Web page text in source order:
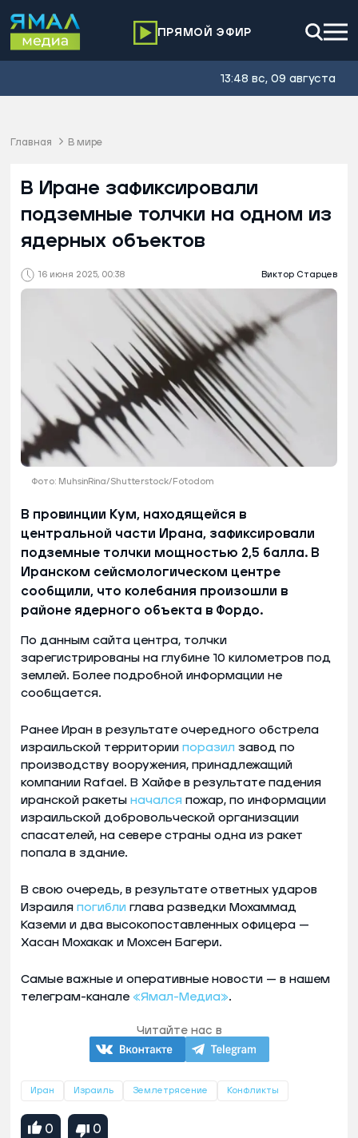
ПРЯМОЙ ЭФИР
13:48 вс, 09 августа
Главная В мире
16 июня 2025, 00:38 Виктор Старцев
В Иране зафиксировали
подземные толчки на одном из
ядерных объектов
Фото: MuhsinRina/Shutterstock/Fotodom
В провинции Кум, находящейся в
центральной части Ирана, зафиксировали
подземные толчки мощностью 2,5 балла. В
Иранском сейсмологическом центре
сообщили, что колебания произошли в
районе ядерного объекта в Фордо.
По данным сайта центра, толчки
зарегистрированы на глубине 10 километров под
землей. Более подробной информации не
сообщается.
Ранее Иран в результате очередного обстрела
израильской территории поразил завод по
производству вооружения, принадлежащий
компании Rafael. В Хайфе в результате падения
иранской ракеты начался пожар, по информации
израильской добровольческой организации
спасателей, на севере страны одна из ракет
попала в здание.
В свою очередь, в результате ответных ударов
Израиля погибли глава разведки Мохаммад
Каземи и два высокопоставленных офицера —
Хасан Мохакак и Мохсен Багери.
Самые важные и оперативные новости — в нашем
телеграм-канале «Ямал-Медиа».
Читайте нас в
Иран Израиль Землетрясение Конфликты
0 0